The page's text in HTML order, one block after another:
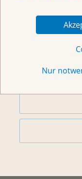
Nur